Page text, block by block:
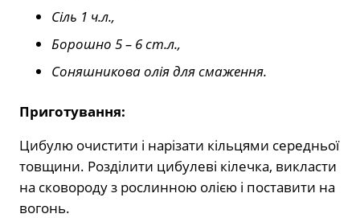
Сіль 1 ч.л.,
Борошно 5 – 6 ст.л.,
Соняшникова олія для смаження.
Приготування:
Цибулю очистити і нарізати кільцями середньої
товщини. Розділити цибулеві кілечка, викласти
на сковороду з рослинною олією і поставити на
вогонь.